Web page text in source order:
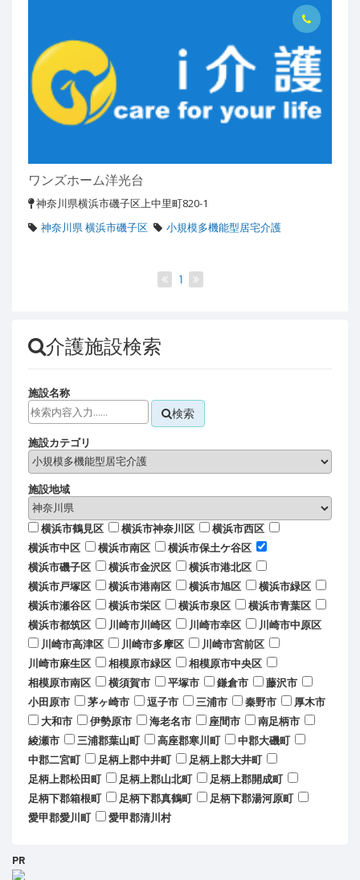
ワンズホーム洋光台
神奈川県横浜市磯子区上中里町820-1
神奈川県 横浜市磯子区
小規模多機能型居宅介護
1
介護施設検索
施設名称
検索
施設カテゴリ
施設地域
横浜市鶴見区 横浜市神奈川区
横浜市西区
横浜市中区
横浜市南区
横浜市保土ケ谷区
横浜市磯子区
横浜市金沢区
横浜市港北区
横浜市戸塚区
横浜市港南区 横浜市旭区
横浜市緑区
横浜市瀬谷区
横浜市栄区 横浜市泉区
横浜市青葉区
横浜市都筑区
川崎市川崎区 川崎市幸区
川崎市中原区
川崎市高津区
川崎市多摩区
川崎市宮前区
川崎市麻生区
相模原市緑区
相模原市中央区
相模原市南区
横須賀市 平塚市 鎌倉市
藤沢市
小田原市
茅ヶ崎市 逗子市 三浦市 秦野市
厚木市
大和市
伊勢原市 海老名市 座間市
南足柄市
綾瀬市
三浦郡葉山町 高座郡寒川町
中郡大磯町
中郡二宮町
足柄上郡中井町
足柄上郡大井町
足柄上郡松田町
足柄上郡山北町
足柄上郡開成町
足柄下郡箱根町
足柄下郡真鶴町
足柄下郡湯河原町
愛甲郡愛川町
愛甲郡清川村
PR